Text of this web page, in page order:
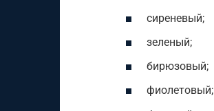
сиреневый;
зеленый;
бирюзовый;
фиолетовый;